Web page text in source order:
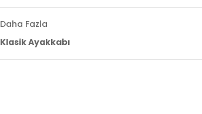
Daha Fazla
Klasik Ayakkabı